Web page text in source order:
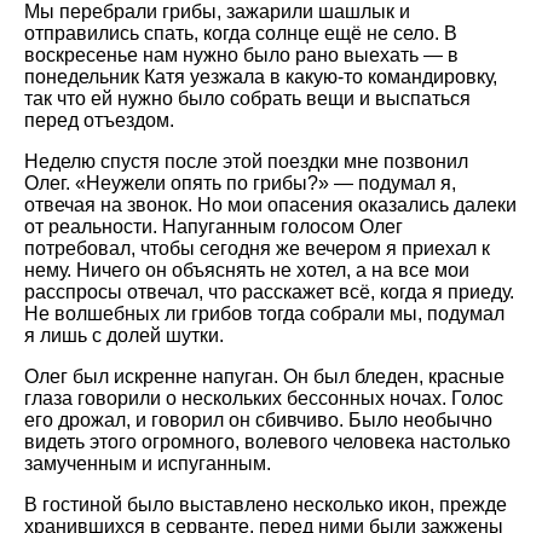
Мы перебрали грибы, зажарили шашлык и
отправились спать, когда солнце ещё не село. В
воскресенье нам нужно было рано выехать — в
понедельник Катя уезжала в какую-то командировку,
так что ей нужно было собрать вещи и выспаться
перед отъездом.
Неделю спустя после этой поездки мне позвонил
Олег. «Неужели опять по грибы?» — подумал я,
отвечая на звонок. Но мои опасения оказались далеки
от реальности. Напуганным голосом Олег
потребовал, чтобы сегодня же вечером я приехал к
нему. Ничего он объяснять не хотел, а на все мои
расспросы отвечал, что расскажет всё, когда я приеду.
Не волшебных ли грибов тогда собрали мы, подумал
я лишь с долей шутки.
Олег был искренне напуган. Он был бледен, красные
глаза говорили о нескольких бессонных ночах. Голос
его дрожал, и говорил он сбивчиво. Было необычно
видеть этого огромного, волевого человека настолько
замученным и испуганным.
В гостиной было выставлено несколько икон, прежде
хранившихся в серванте, перед ними были зажжены